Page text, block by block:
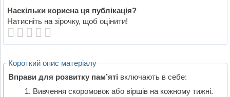
Наскільки корисна ця публікація?
Натисніть на зірочку, щоб оцінити!
Короткий опис матеріалу
Вправи для розвитку пам’яті включають в себе:
Вивчення скоромовок або віршів на кожному тижні.